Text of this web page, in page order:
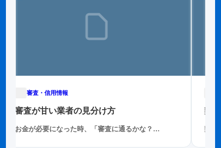
審査・信用情報
審査が甘い業者の見分け方
お金が必要になった時、「審査に通るかな？…
契
契約